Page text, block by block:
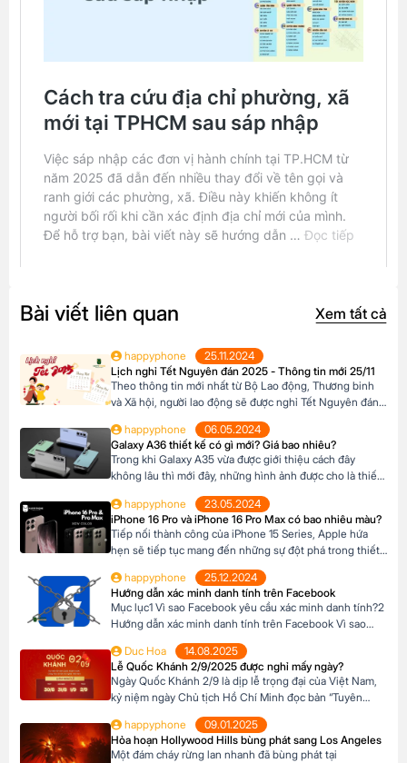
Bài viết liên quan Xem tất cả
happyphone
25.11.2024
Lịch nghỉ Tết Nguyên đán 2025 - Thông tin mới 25/11
Theo thông tin mới nhất từ Bộ Lao động, Thương binh
và Xã hội, người lao động sẽ được nghỉ Tết Nguyên đán
2025 trong vòng 9 ngày liên tiếp. Cùng khám phá lịch
nghỉ chi tiết để lên kế hoạch cho một cái Tết thật ý nghĩa
bên gia đình và người thân nhé […]
happyphone
06.05.2024
Galaxy A36 thiết kế có gì mới? Giá bao nhiêu?
Trong khi Galaxy A35 vừa được giới thiệu cách đây
không lâu thì mới đây, những hình ảnh được cho là thiết
ngưỡng ngay ngoại hình ấn tượng của tân binh tương lai
của nhà Samsung – A36 trong bài viết dưới đây! […]
happyphone
23.05.2024
iPhone 16 Pro và iPhone 16 Pro Max có bao nhiêu màu?
Tiếp nối thành công của iPhone 15 Series, Apple hứa
hẹn sẽ tiếp tục mang đến những sự đột phá trong thiết
kiến sẽ đa dạng hóa các tùy chọn màu sắc, nhằm đáp
ứng nhu cầu và sở thích cá nhân […]
happyphone
25.12.2024
Hướng dẫn xác minh danh tính trên Facebook
Mục lục1 Vì sao Facebook yêu cầu xác minh danh tính?2
Hướng dẫn xác minh danh tính trên Facebook Vì sao
quá nhiều tài khoản rác tràn lan trên Facebook, nên
Facebook đã ra chính sách xác minh danh tính để không
còn những […]
Duc Hoa
14.08.2025
Lễ Quốc Khánh 2/9/2025 được nghỉ mấy ngày?
Ngày Quốc Khánh 2/9 là dịp lễ trọng đại của Việt Nam,
kỷ niệm ngày Chủ tịch Hồ Chí Minh đọc bản “Tuyên
ngôn Độc lập” năm 1945. Năm 2025, ngày 2/9 rơi vào
thứ Ba. Vậy kỳ nghỉ lễ này sẽ kéo dài bao lâu cho công
chức, người lao động và học sinh, […]
happyphone
09.01.2025
Hỏa hoạn Hollywood Hills bùng phát sang Los Angeles
Một đám cháy rừng lan nhanh đã bùng phát tại